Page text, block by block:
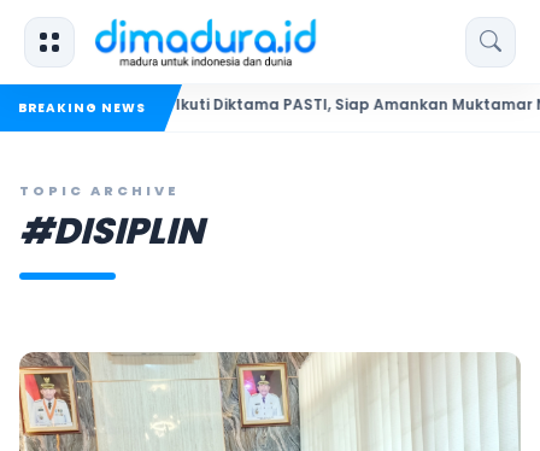
BREAKING NEWS
Ikuti Diktama PASTI, Siap Amankan Muktamar NU ke-35
TOPIC ARCHIVE
#DISIPLIN